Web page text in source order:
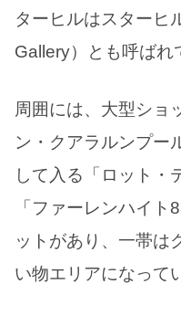
ターヒルはスターヒ
Gallery）とも呼ばれ
周囲には、大型ショ
ン・クアラルンプー
して入る「ロット・
「ファーレンハイ
ットがあり、一帯は
い物エリアになって